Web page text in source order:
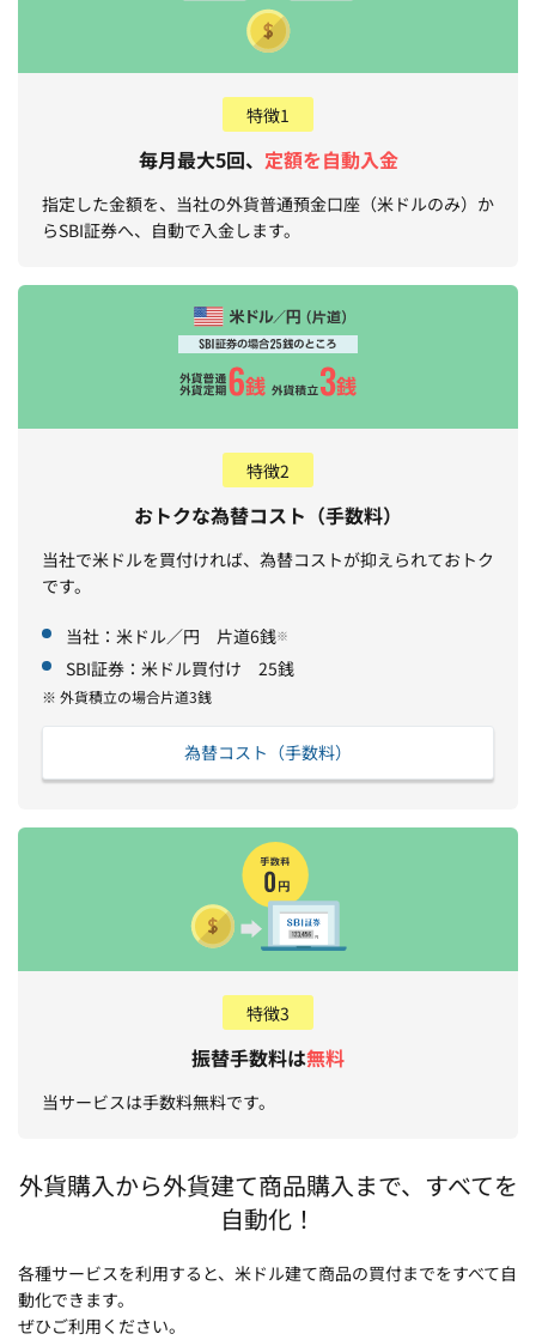
特徴1
毎月最大5回、 定額を自動入金
指定した金額を、当社の外貨普通預金口座（米ドルのみ）か
らSBI証券へ、自動で入金します。
特徴2
おトクな為替コスト（手数料）
当社で米ドルを買付ければ、為替コストが抑えられておトク
です。
当社：米ドル／円 片道6銭※
SBI証券：米ドル買付け 25銭
※ 外貨積立の場合片道3銭
為替コスト（手数料）
特徴3
振替手数料は無料
当サービスは手数料無料です。
外貨購入から外貨建て商品購入まで、すべてを
自動化！
各種サービスを利用すると、米ドル建て商品の買付までをすべて自
動化できます。
ぜひご利用ください。